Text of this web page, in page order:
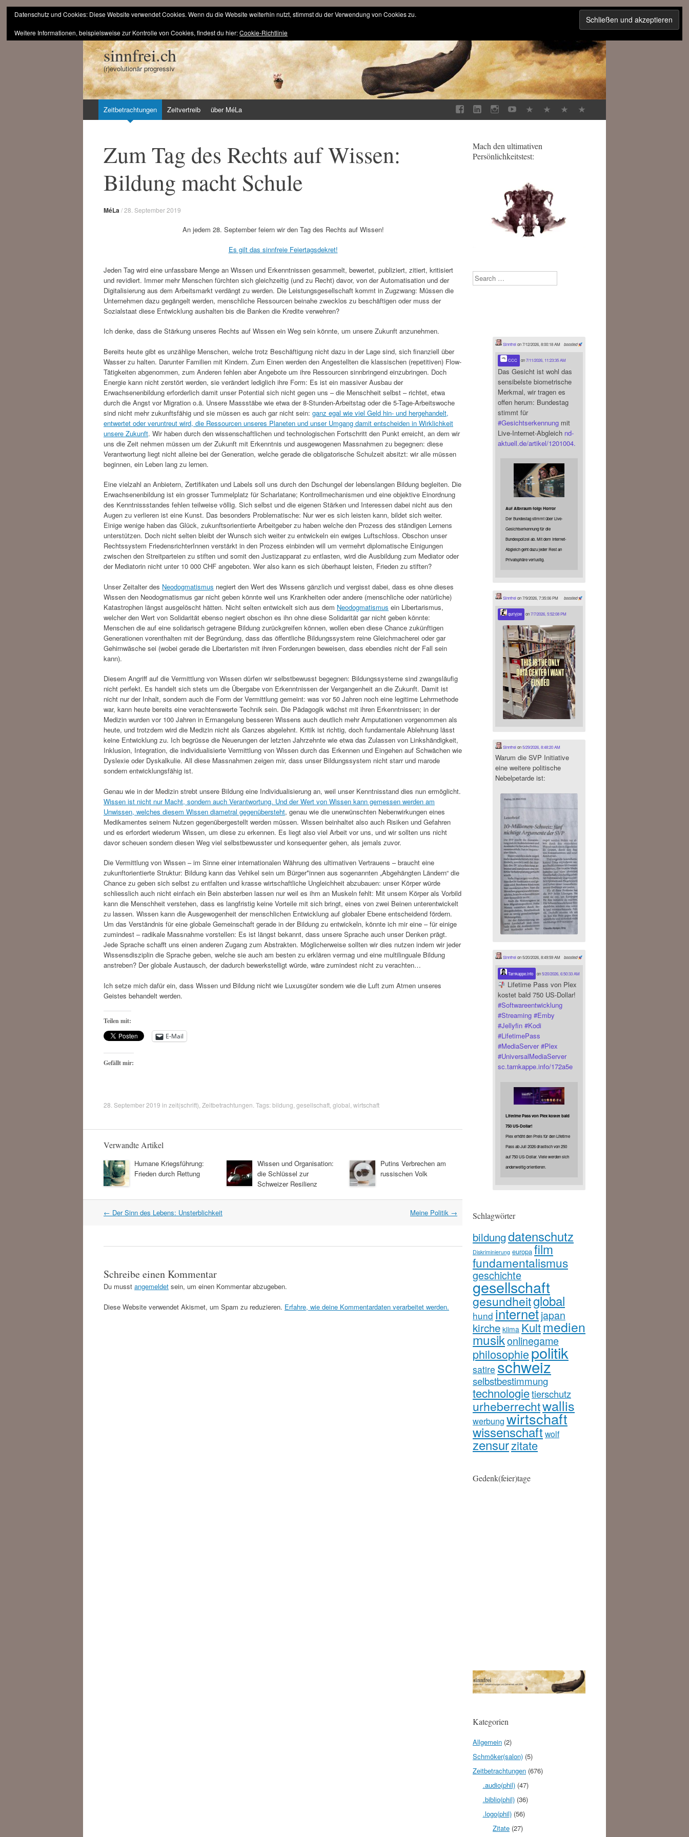
sinnfrei.ch
(r)evolutionär progressiv
Inhalt
Zeitbetrachtungen Zeitvertreib über MéLa
Zum Tag des Rechts auf Wissen:
Bildung macht Schule
MéLa/28. September 2019
An jedem 28. September feiern wir den Tag des Rechts auf Wissen!
Es gilt das sinnfreie Feiertagsdekret!
Jeden Tag wird eine unfassbare Menge an Wissen und Erkenntnissen gesammelt, bewertet, publiziert, zitiert, kritisiert
und revidiert. Immer mehr Menschen fürchten sich gleichzeitig (und zu Recht) davor, von der Automatisation und der
Digitalisierung aus dem Arbeitsmarkt verdängt zu werden. Die Leistungsgesellschaft kommt in Zugzwang: Müssen die
Unternehmen dazu gegängelt werden, menschliche Ressourcen beinahe zwecklos zu beschäftigen oder muss der
Sozialstaat diese Entwicklung aushalten bis die Banken die Kredite verwehren?
Ich denke, dass die Stärkung unseres Rechts auf Wissen ein Weg sein könnte, um unsere Zukunft anzunehmen.
Bereits heute gibt es unzählige Menschen, welche trotz Beschäftigung nicht dazu in der Lage sind, sich finanziell über
Wasser zu halten. Darunter Familien mit Kindern. Zum Einen werden den Angestellten die klassischen (repetitiven) Flow-
Tätigkeiten abgenommen, zum Anderen fehlen aber Angebote um ihre Ressourcen sinnbringend einzubringen. Doch
Energie kann nicht zerstört werden, sie verändert lediglich ihre Form: Es ist ein massiver Ausbau der
Erwachsenenbildung erforderlich damit unser Potential sich nicht gegen uns – die Menschheit selbst – richtet, etwa
durch die Angst vor Migration o.ä. Unsere Massstäbe wie etwa der 8-Stunden-Arbeitstag oder die 5-Tage-Arbeitswoche
sind nicht mehr zukunftsfähig und sie müssen es auch gar nicht sein: ganz egal wie viel Geld hin- und hergehandelt,
entwertet oder veruntreut wird, die Ressourcen unseres Planeten und unser Umgang damit entscheiden in Wirklichkeit
unsere Zukunft. Wir haben durch den wissenschaftlichen und technologischen Fortschritt den Punkt erreicht, an dem wir
uns die Zeit nehmen müssen um der Zukunft mit Erkenntnis und ausgewogenen Massnahmen zu begegnen: diese
Verantwortung liegt nicht alleine bei der Generation, welche gerade die obligatorische Schulzeit absitzt: wir alle müssen
beginnen, ein Leben lang zu lernen.
Eine vielzahl an Anbietern, Zertifikaten und Labels soll uns durch den Dschungel der lebenslangen Bildung begleiten. Die
Erwachsenenbildung ist ein grosser Tummelplatz für Scharlatane; Kontrollmechanismen und eine objektive Einordnung
des Kenntnissstandes fehlen teilweise völlig. Sich selbst und die eigenen Stärken und Interessen dabei nicht aus den
Augen zu verlieren ist eine Kunst. Das besonders Problematische: Nur wer es sich leisten kann, bildet sich weiter.
Einige wenige haben das Glück, zukunftsorientierte Arbeitgeber zu haben welche den Prozess des ständigen Lernens
unterstützen. Doch nicht selten bleibt der Wunsch sich weiter zu entwickeln ein ewiges Luftschloss. Obschon unser
Rechtssystem FriedensrichterInnen verstärkt in den Prozess einbinden will um vermehrt diplomatische Einigungen
zwischen den Streitparteien zu stiften und somit den Justizapparat zu entlasten, wird die Ausbildung zum Mediator oder
der Mediatorin nicht unter 10 000 CHF angeboten. Wer also kann es sich überhaupt leisten, Frieden zu stiften?
Unser Zeitalter des Neodogmatismus negiert den Wert des Wissens gänzlich und vergisst dabei, dass es ohne dieses
Wissen den Neodogmatismus gar nicht geben könnte weil uns Krankheiten oder andere (menschliche oder natürliche)
Katastrophen längst ausgelöscht hätten. Nicht selten entwickelt sich aus dem Neodogmatismus ein Libertarismus,
welcher den Wert von Solidarität ebenso negiert obschon es ihn ohne diese Solidarität gar nicht geben könnte:
Menschen die auf eine solidarisch getragene Bildung zurückgreifen können, wollen eben diese Chance zukünftigen
Generationen vorenthalten mit der Begründung, dass das öffentliche Bildungssystem reine Gleichmacherei oder gar
Gehirnwäsche sei (wobei gerade die Libertaristen mit ihren Forderungen beweisen, dass ebendies nicht der Fall sein
kann).
Diesem Angriff auf die Vermittlung von Wissen dürfen wir selbstbewusst begegnen: Bildungssysteme sind zwangsläufig
nicht perfekt. Es handelt sich stets um die Übergabe von Erkenntnissen der Vergangenheit an die Zukunft. Damit ist
nicht nur der Inhalt, sondern auch die Form der Vermittlung gemeint: was vor 50 Jahren noch eine legitime Lehrmethode
war, kann heute bereits eine verachtenswerte Technik sein. Die Pädagogik wächst mit ihren Erkenntnissen; in der
Medizin wurden vor 100 Jahren in Ermangelung besseren Wissens auch deutlich mehr Amputationen vorgenommen als
heute, und trotzdem wird die Medizin nicht als Ganzes abgelehnt. Kritik ist richtig, doch fundamentale Ablehnung lässt
keine Entwicklung zu. Ich begrüsse die Neuerungen der letzten Jahrzehnte wie etwa das Zulassen von Linkshändigkeit,
Inklusion, Integration, die individualisierte Vermittlung von Wissen durch das Erkennen und Eingehen auf Schwächen wie
Dyslexie oder Dyskalkulie. All diese Massnahmen zeigen mir, dass unser Bildungssystem nicht starr und marode
sondern entwicklungsfähig ist.
Genau wie in der Medizin strebt unsere Bildung eine Individualisierung an, weil unser Kenntnisstand dies nun ermöglicht.
Wissen ist nicht nur Macht, sondern auch Verantwortung. Und der Wert von Wissen kann gemessen werden am
Unwissen, welches diesem Wissen diametral gegenübersteht, genau wie die unerwünschten Nebenwirkungen eines
Medikamentes seinem Nutzen gegenübergestellt werden müssen. Wissen beinhaltet also auch Risiken und Gefahren
und es erfordert wiederum Wissen, um diese zu erkennen. Es liegt also viel Arbeit vor uns, und wir sollten uns nicht
davor scheuen sondern diesen Weg viel selbstbewusster und konsequenter gehen, als jemals zuvor.
Die Vermittlung von Wissen – im Sinne einer internationalen Währung des ultimativen Vertrauens – braucht eine
zukunftorientierte Struktur: Bildung kann das Vehikel sein um Bürger*innen aus sogenannten „Abgehängten Ländern“ die
Chance zu geben sich selbst zu entfalten und krasse wirtschaftliche Ungleichheit abzubauen: unser Körper würde
schliesslich auch nicht einfach ein Bein absterben lassen nur weil es ihm an Muskeln fehlt: Mit unsem Körper als Vorbild
kann die Menschheit verstehen, dass es langfristig keine Vorteile mit sich bringt, eines von zwei Beinen unterentwickelt
zu lassen. Wissen kann die Ausgewogenheit der menschlichen Entwicklung auf globaler Ebene entscheidend fördern.
Um das Verständnis für eine globale Gemeinschaft gerade in der Bildung zu entwickeln, könnte ich mir eine – für einige
zumindest – radikale Massnahme vorstellen: Es ist längst bekannt, dass unsere Sprache auch unser Denken prägt.
Jede Sprache schafft uns einen anderen Zugang zum Abstrakten. Möglicherweise sollten wir dies nutzen indem wir jeder
Wissensdisziplin die Sprache geben, welche sie auch am besten zu erklären vermag und eine multilinguale Bildung
anstreben? Der globale Austausch, der dadurch bewerkstelligt würde, wäre zumindest nicht zu verachten…
Ich setze mich dafür ein, dass Wissen und Bildung nicht wie Luxusgüter sondern wie die Luft zum Atmen unseres
Geistes behandelt werden.
Teilen mit:
E-Mail
Gefällt mir:
28. September 2019 in zeit(schrift) Zeitbetrachtungen . Tags:bildung gesellschaft global wirtschaft
Verwandte Artikel
Humane Kriegsführung:
Frieden durch Rettung
Wissen und Organisation:
die Schlüssel zur
Schweizer Resilienz
Putins Verbrechen am
russischen Volk
Artikel
← Der Sinn des Lebens: Unsterblichkeit Meine Politik →
Schreibe einen Kommentar
Du musst angemeldet sein, um einen Kommentar abzugeben.
Diese Website verwendet Akismet, um Spam zu reduzieren. Erfahre, wie deine Kommentardaten verarbeitet werden.
Mach den ultimativen
Persönlichkeitstest:
Search
boosted
Sinnfreion 7/12/2026, 8:00:18 AM
CCC on7/11/2026, 11:23:35 AM
Das Gesicht ist wohl das
sensibelste biometrische
Merkmal, wir tragen es
offen herum: Bundestag
stimmt für
#Gesichtserkennung mit
Live-Internet-Abgleich nd-
aktuell.de/artikel/1201004.
Auf Albtraum folgt Horror
Der Bundestag stimmt über Live-
Gesichtserkennung für die
Bundespolizei ab. Mit dem Internet-
Abgleich geht dazu jeder Rest an
Privatsphäre verlustig.
boosted
Sinnfreion 7/9/2026, 7:35:06 PM
qurlyjoe on7/7/2026, 5:52:08 PM
Sinnfreion5/29/2026, 8:48:20 AM
Warum die SVP Initiative
eine weitere politische
Nebelpetarde ist:
boosted
Sinnfreion 5/20/2026, 8:49:59 AM
Tarnkappe.info on5/20/2026, 6:50:33 AM
Lifetime Pass von Plex
kostet bald 750 US-Dollar!
#Softwareentwicklung
#Streaming #Emby
#Jellyfin #Kodi
#LifetimePass
#MediaServer #Plex
#UniversalMediaServer
sc.tarnkappe.info/172a5e
Lifetime Pass von Plex kostet bald
750 US-Dollar!
Plex erhöht den Preis für den Lifetime
Pass ab Juli 2026 drastisch von 250
auf 750 US-Dollar. Viele werden sich
anderweitig orientieren.
Schlagwörter
bildungdatenschutz
Diskriminierung europa film
fundamentalismus
geschichte
gesellschaft
gesundheitglobal
hund internetjapan
kirche klima Kultmedien
musikonlinegame
philosophiepolitik
satire schweiz
selbstbestimmung
technologietierschutz
urheberrechtwallis
werbung wirtschaft
wissenschaftwolf
zensurzitate
Gedenk(feier)tage
Kategorien
Allgemein (2)
Schmöker(salon) (5)
Zeitbetrachtungen (676)
.audio(phil)(47)
.biblio(phil)(36)
.logo(phil)(56)
Zitate (27)
Datenschutz und Cookies: Diese Website verwendet Cookies. Wenn du die Website weiterhin nutzt, stimmst du der Verwendung von Cookies zu.
Weitere Informationen, beispielsweise zur Kontrolle von Cookies, findest du hier:Cookie-Richtlinie